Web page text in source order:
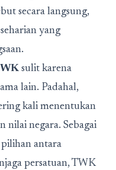
secara langsung,
yang
sulit karena
lain. Padahal,
kali menentukan
nilai negara. Sebagai
antara
persatuan, TWK